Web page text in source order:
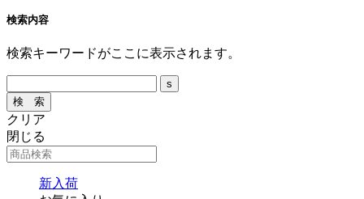
検索内容
検索キーワードがここに表示されます。
クリア
閉じる
新入荷